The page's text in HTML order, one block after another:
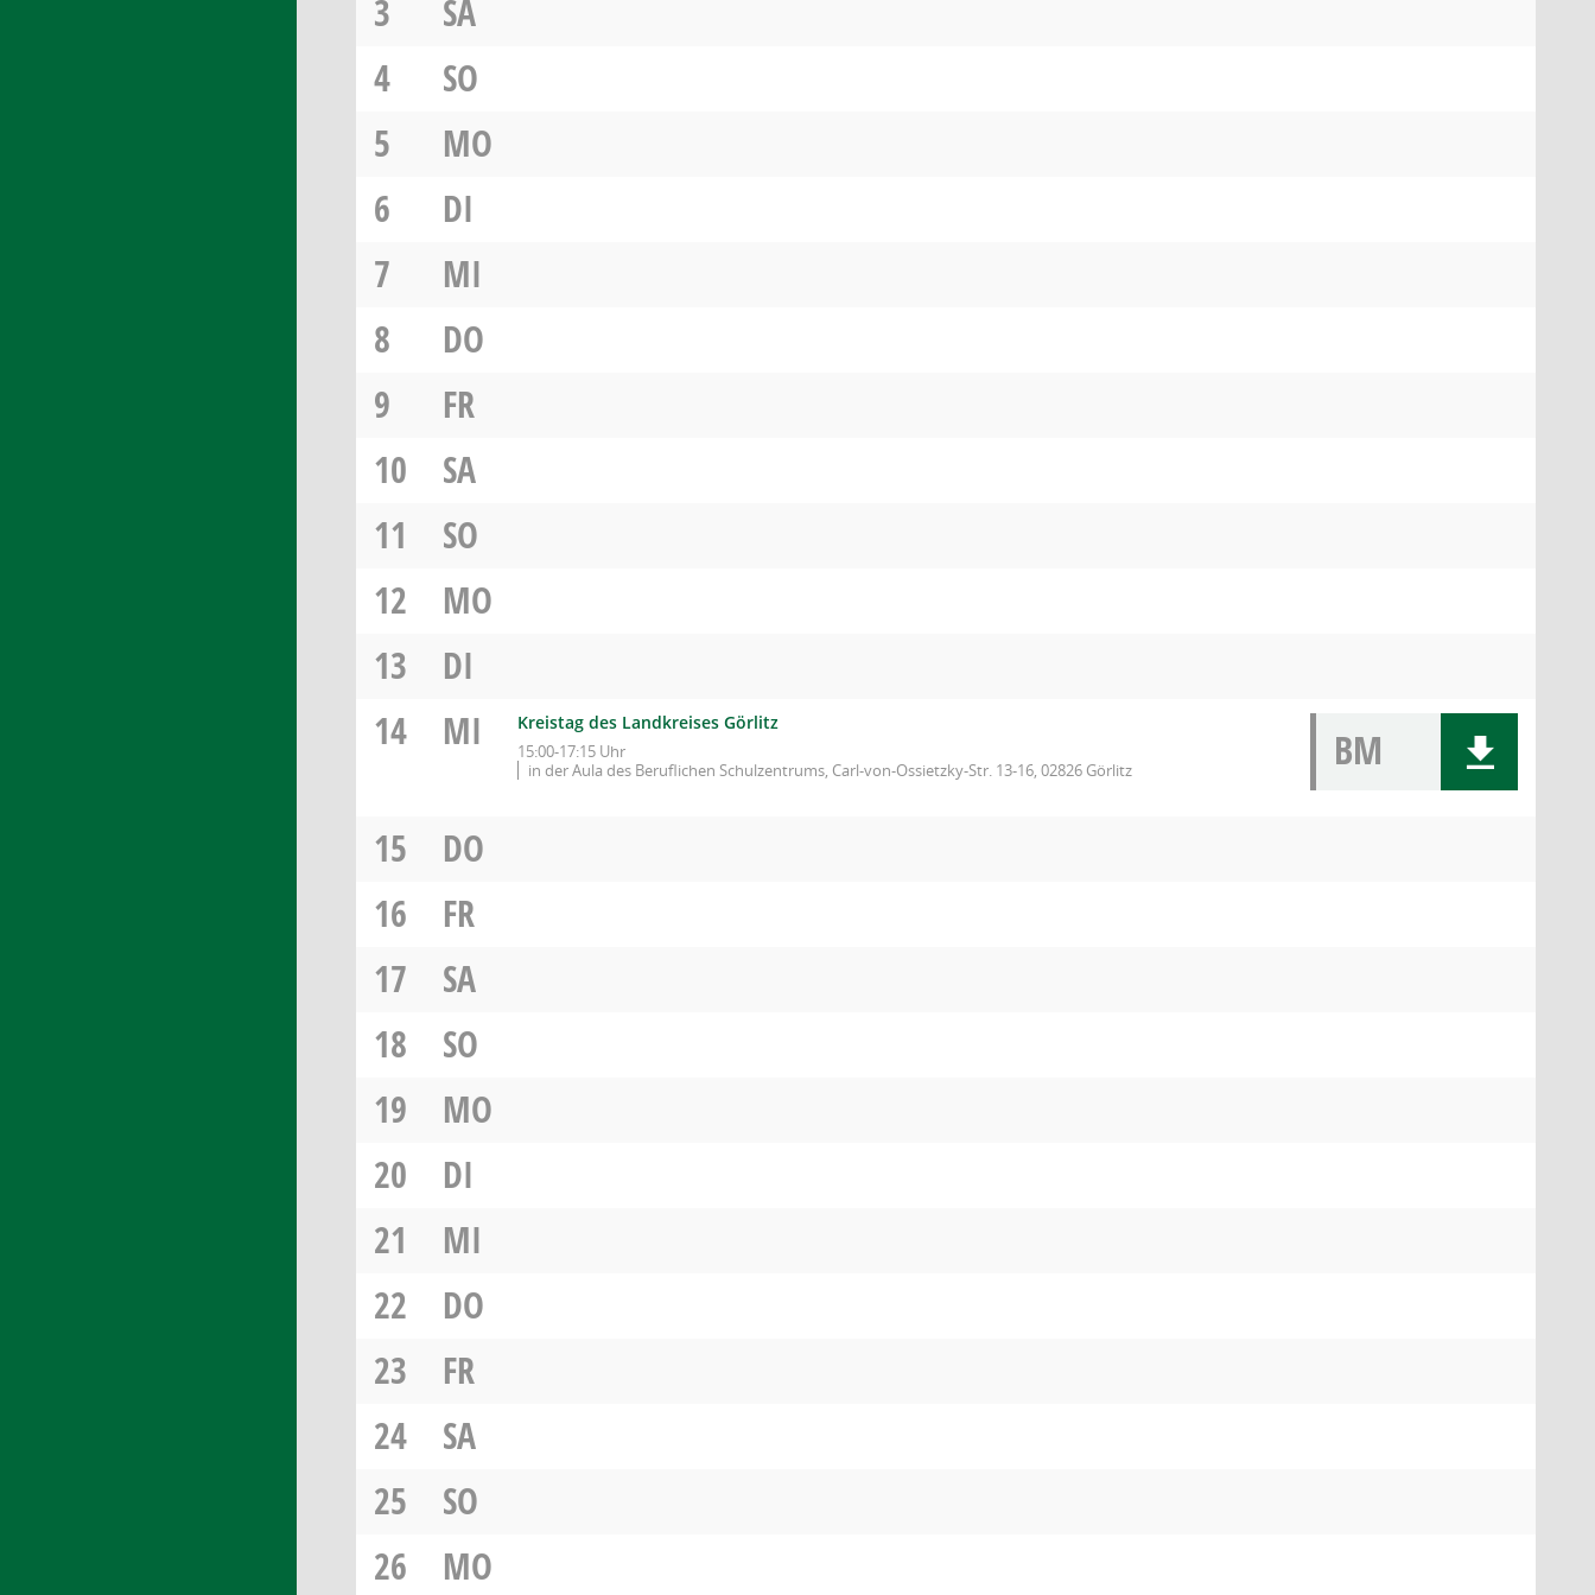
3
SA
4
SO
5
MO
6
DI
7
MI
8
DO
9
FR
10
SA
11
SO
12
MO
13
DI
14
MI Kreistag des Landkreises Görlitz
15:00-17:15 Uhr
in der Aula des Beruflichen Schulzentrums, Carl-von-Ossietzky-Str. 13-16, 02826 Görlitz
BM
15
DO
16
FR
17
SA
18
SO
19
MO
20
DI
21
MI
22
DO
23
FR
24
SA
25
SO
26
MO